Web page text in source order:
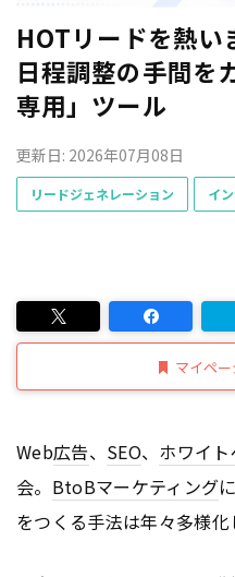
HOTリードを熱い
日程調整の手間を
専用」ツール
更新日: 2026年07月08日
リードジェネレーション イ
マイペ
Web広告、 SEO、 ホワイト
会。 BtoBマーケティング
をつくる手法は年々多様化